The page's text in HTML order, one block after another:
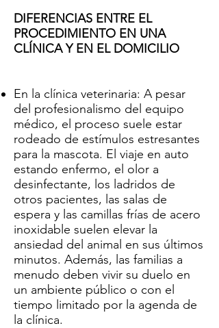
DIFERENCIAS ENTRE EL
PROCEDIMIENTO EN UNA
CLÍNICA Y EN EL DOMICILIO
En la clínica veterinaria: A pesar
del profesionalismo del equipo
médico, el proceso suele estar
rodeado de estímulos estresantes
para la mascota. El viaje en auto
estando enfermo, el olor a
desinfectante, los ladridos de
otros pacientes, las salas de
espera y las camillas frías de acero
inoxidable suelen elevar la
ansiedad del animal en sus últimos
minutos. Además, las familias a
menudo deben vivir su duelo en
un ambiente público o con el
tiempo limitado por la agenda de
la clínica.